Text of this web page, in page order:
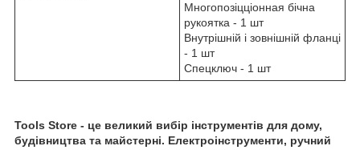
Многопозіцціонная бічна
рукоятка - 1 шт
Внутрішній і зовнішній фланці
- 1 шт
Спецключ - 1 шт
Tools Store - це великий вибір інструментів для дому,
будівництва та майстерні. Електроінструменти, ручний